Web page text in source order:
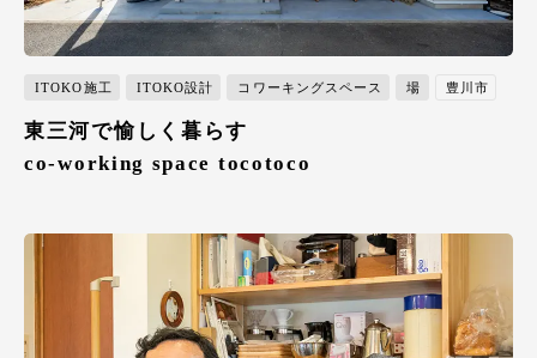
ITOKO施工 ITOKO設計 コワーキングスペース 場 豊川市
東三河で愉しく暮らす
co-working space tocotoco